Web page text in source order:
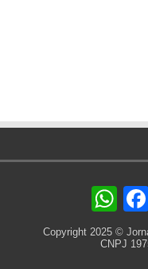
Copyright 2025 ©
CNPJ